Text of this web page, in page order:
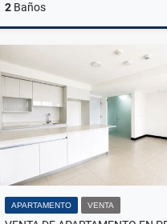
2Baños
APARTAMENTO VENTA